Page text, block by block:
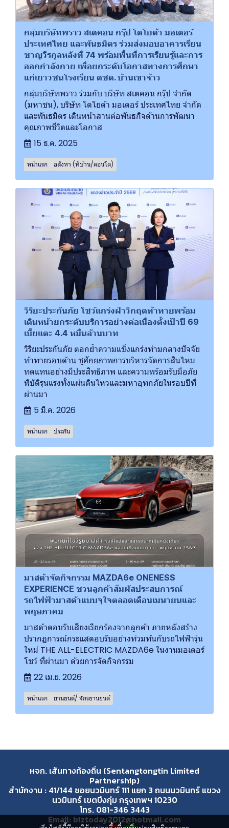
กลุ่มบริษัทพราว สเตคอน กรุ๊ป โตโยต้า มอเตอร์
ประเทศไทย และพันธมิตร ร่วมส่งมอบอาคารเรียน
ชาญวีรกูลหลังที่ 74 พร้อมพื้นที่การเรียนรู้และการ
ออกกำลังกาย เพื่อยกระดับโอกาสทางการศึกษา
แก่เยาวชนโรงเรียน ตชด. บ้านเขาจ้าว
กลุ่มบริษัทพราว ร่วมกับ บริษัท สเตคอน กรุ๊ป จำกัด
(มหาชน), บริษัท โตโยต้า มอเตอร์ ประเทศไทย จำกัด
และพันธมิตร เดินหน้าสานต่อพันธกิจด้านการพัฒนา
คุณภาพชีวิตและโอกาส
15 ธ.ค. 2025
หน้าแรก อสังหา (ที่บ้าน/คอนโด)
วิริยะประกันภัย โชว์แกร่งฝ่าวิกฤตท้าทายพร้อม
เดินหน้ายกระดับบริการอย่างต่อเนื่องตั้งเป้าปี 69
เบี้ยแตะ 4.4 หมื่นล้านบาท
วิริยะประกันภัย ตอกย้ำความแข็งแกร่งท่ามกลางปัจจัย
ท้าทายรอบด้าน ชูศักยภาพการบริหารจัดการสินไหม
ทดแทนอย่างมีประสิทธิภาพ และความพร้อมรับมือภัย
พิบัติรุนแรงทั้งแผ่นดินไหวและมหาอุทกภัยในรอบปีที่
ผ่านมา
5 มี.ค. 2026
หน้าแรก ประกัน
มาสด้าจัดกิจกรรม MAZDA6e ONENESS
EXPERIENCE ชวนลูกค้าสัมผัสประสบการณ์
รถไฟฟ้ามาสด้าแบบจุใจตลอดเดือนเมษายนและ
พฤษภาคม
มาสด้าตอบรับเสียงเรียกร้องจากลูกค้า ภายหลังสร้าง
ปรากฏการณ์กระแสตอบรับอย่างท่วมท้นกับรถไฟฟ้ารุ่น
ใหม่ THE ALL-ELECTRIC MAZDA6e ในงานมอเตอร์
โชว์ ที่ผ่านมา ด้วยการจัดกิจกรรม
22 เม.ย. 2026
หน้าแรก ยานยนต์/ จักรยานยนต์
หจก. เส้นทางท้องถิ่น (Sentangtongtin Limited
Partnership)
สำนักงาน : 41/144 ซอยนวมินทร์ 111 แยก 3 ถนนนวมินทร์ แขวง
นวมินทร์ เขตบึงกุ่ม กรุงเทพฯ 10230
โทร. 081-346 3443
Email: biztoday2012@hotmail.com